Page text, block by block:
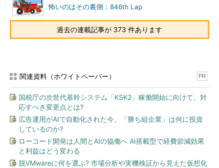
怖いのはその裏側：846th Lap
過去の連載記事が 373 件あります
関連資料（ホワイトペーパー） PR
国税庁の次世代基幹システム「KSK2」稼働開始に向けて、対
応すべき変更点とは?
広告運用がAIで自動化された今、「勝ち組企業」は何に投資
しているのか?
ローコード開発は人間とAIの協働へ AI搭載型で経費節減効果
と利益はどう変わる
脱VMwareに何を選ぶ? 市場分析や実機検証から見えた仮想化